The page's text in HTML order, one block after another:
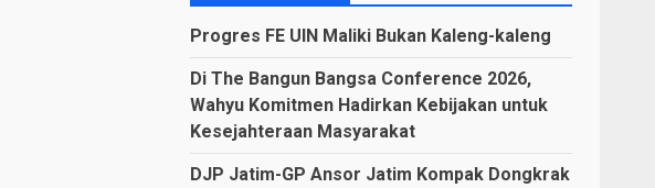
Progres FE UIN Maliki Bukan Kaleng-kaleng
Di The Bangun Bangsa Conference 2026,
Wahyu Komitmen Hadirkan Kebijakan untuk
Kesejahteraan Masyarakat
DJP Jatim-GP Ansor Jatim Kompak Dongkrak